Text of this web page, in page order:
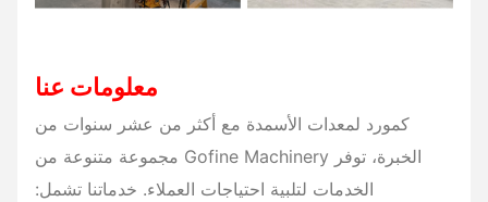
معلومات عنا
كمورد لمعدات الأسمدة مع أكثر من عشر سنوات من
الخبرة، توفر Gofine Machinery مجموعة متنوعة من
الخدمات لتلبية احتياجات العملاء. خدماتنا تشمل: